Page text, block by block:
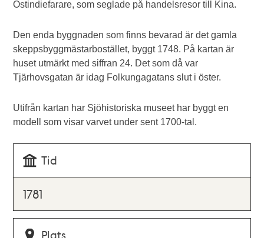
Ostindiefarare, som seglade på handelsresor till Kina.
Den enda byggnaden som finns bevarad är det gamla
skeppsbyggmästarbostället, byggt 1748. På kartan är
huset utmärkt med siffran 24. Det som då var
Tjärhovsgatan är idag Folkungagatans slut i öster.
Utifrån kartan har Sjöhistoriska museet har byggt en
modell som visar varvet under sent 1700-tal.
Tid
1781
Plats